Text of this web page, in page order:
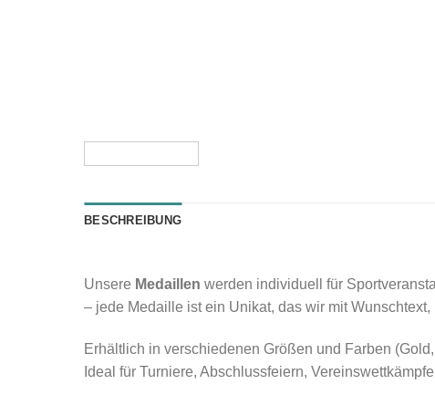
BESCHREIBUNG
Unsere Medaillen werden individuell für
– jede Medaille ist ein Unikat, das wir mit
Erhältlich in verschiedenen Größen und Farben
Ideal für Turniere, Abschlussfeiern,